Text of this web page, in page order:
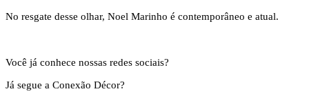
No resgate desse olhar, Noel Marinho é contemporâneo e atual.
Você já conhece nossas redes sociais?
Já segue a Conexão Décor?